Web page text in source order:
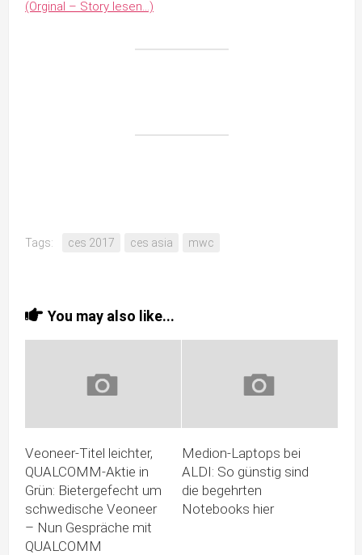
(Orginal – Story lesen…)
Tags: ces 2017 ces asia mwc
You may also like...
Veoneer-Titel leichter,
QUALCOMM-Aktie in
Grün: Bietergefecht um
schwedische Veoneer
– Nun Gespräche mit
QUALCOMM
Medion-Laptops bei
ALDI: So günstig sind
die begehrten
Notebooks hier